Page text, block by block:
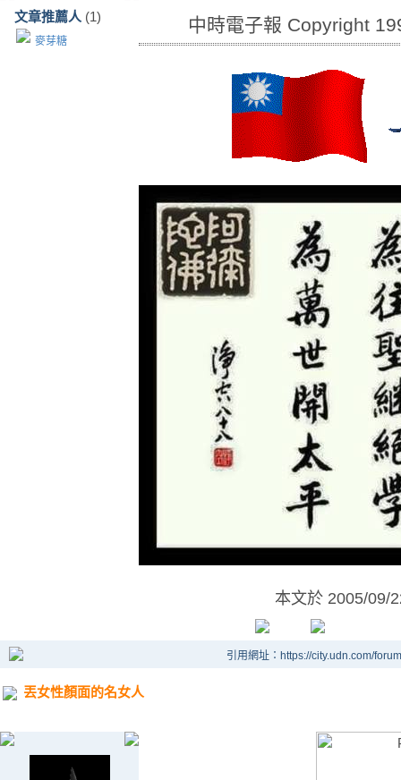
文章推薦人 (1)
麥芽糖
中時電子報 Copyright
本文於 2005/09/
引用網址：https://city.udn.com/
丟女性顏面的名女人